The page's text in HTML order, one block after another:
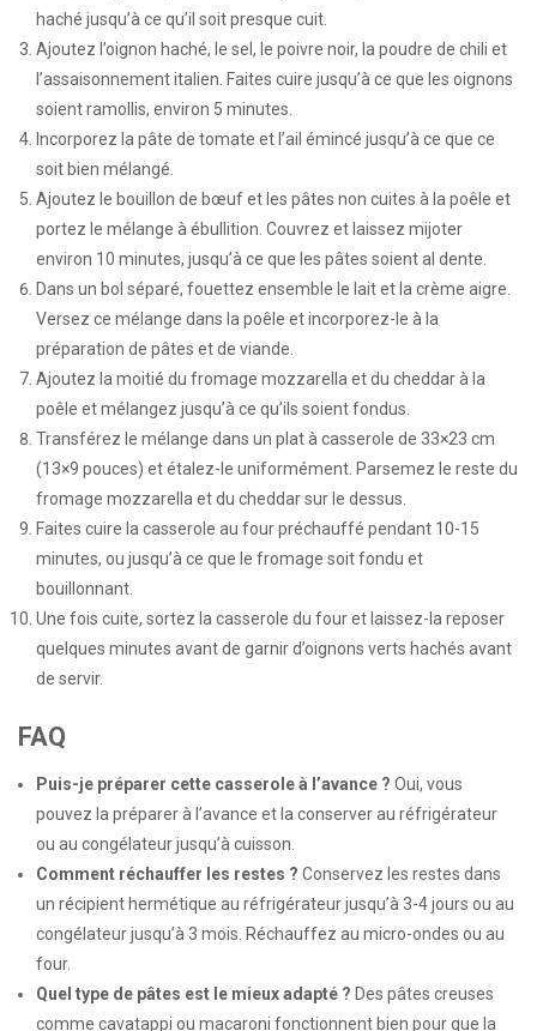
haché jusqu’à ce qu’il soit presque cuit.
Ajoutez l’oignon haché, le sel, le poivre noir, la poudre de chili et
l’assaisonnement italien. Faites cuire jusqu’à ce que les oignons
soient ramollis, environ 5 minutes.
Incorporez la pâte de tomate et l’ail émincé jusqu’à ce que ce
soit bien mélangé.
Ajoutez le bouillon de bœuf et les pâtes non cuites à la poêle et
portez le mélange à ébullition. Couvrez et laissez mijoter
environ 10 minutes, jusqu’à ce que les pâtes soient al dente.
Dans un bol séparé, fouettez ensemble le lait et la crème aigre.
Versez ce mélange dans la poêle et incorporez-le à la
préparation de pâtes et de viande.
Ajoutez la moitié du fromage mozzarella et du cheddar à la
poêle et mélangez jusqu’à ce qu’ils soient fondus.
Transférez le mélange dans un plat à casserole de 33×23 cm
(13×9 pouces) et étalez-le uniformément. Parsemez le reste du
fromage mozzarella et du cheddar sur le dessus.
Faites cuire la casserole au four préchauffé pendant 10-15
minutes, ou jusqu’à ce que le fromage soit fondu et
bouillonnant.
Une fois cuite, sortez la casserole du four et laissez-la reposer
quelques minutes avant de garnir d’oignons verts hachés avant
de servir.
FAQ
Puis-je préparer cette casserole à l’avance ? Oui, vous
pouvez la préparer à l’avance et la conserver au réfrigérateur
ou au congélateur jusqu’à cuisson.
Comment réchauffer les restes ? Conservez les restes dans
un récipient hermétique au réfrigérateur jusqu’à 3-4 jours ou au
congélateur jusqu’à 3 mois. Réchauffez au micro-ondes ou au
four.
Quel type de pâtes est le mieux adapté ? Des pâtes creuses
comme cavatappi ou macaroni fonctionnent bien pour que la